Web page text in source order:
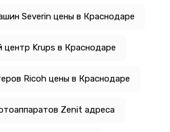
Severin цены в Краснодаре
центр Krups в Краснодаре
Ricoh цены в Краснодаре
Zenit адреса